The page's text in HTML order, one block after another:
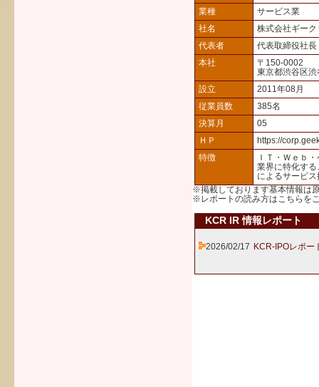
業種
サービス業
社名
株式会社ギー
代表者
代表取締役
本社
〒150-0002
東京都渋谷区
設立
2011年08月
従業員数
385名
決算月
05
ＨＰ
https://
特徴
ＩＴ・Ｗｅｂ
業界に特化す
によるサービ
※掲載しております基本情報は
※レポートの読み方はこちら を
KCR IR 情報レポート
2026/02/17 KCR-IPOレポー